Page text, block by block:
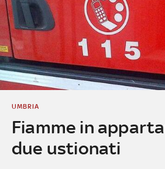
Fiamme in
due ustionati
UMBRIA